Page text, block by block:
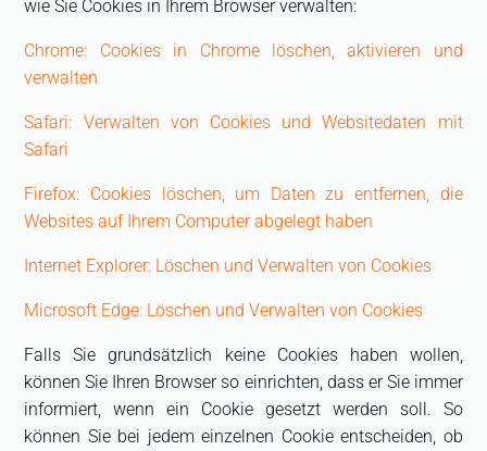
wie Sie Cookies in Ihrem Browser verwalten:
Chrome: Cookies in Chrome löschen, aktivieren und
verwalten
Safari: Verwalten von Cookies und Websitedaten mit
Safari
Firefox: Cookies löschen, um Daten zu entfernen, die
Websites auf Ihrem Computer abgelegt haben
Internet Explorer: Löschen und Verwalten von Cookies
Microsoft Edge: Löschen und Verwalten von Cookies
Falls Sie grundsätzlich keine Cookies haben wollen,
können Sie Ihren Browser so einrichten, dass er Sie immer
informiert, wenn ein Cookie gesetzt werden soll. So
können Sie bei jedem einzelnen Cookie entscheiden, ob